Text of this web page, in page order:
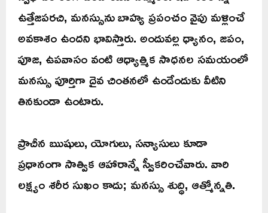
ఉత్తేజపరచి, మనస్సును బాహ్య ప్రపంచం వైపు మళ్లించే
అవకాశం ఉందని భావిస్తారు. అందువల్ల ధ్యానం, జపం,
పూజ, ఉపవాసం వంటి ఆధ్యాత్మిక సాధనల సమయంలో
మనస్సు పూర్తిగా దైవ చింతనలో ఉండేందుకు వీటిని
తినకుండా ఉంటారు.
ప్రాచీన ఋషులు, యోగులు, సన్యాసులు కూడా
ప్రధానంగా సాత్విక ఆహారాన్నే స్వీకరించేవారు. వారి
లక్ష్యం శరీర సుఖం కాదు; మనస్సు శుద్ధి, ఆత్మోన్నతి.